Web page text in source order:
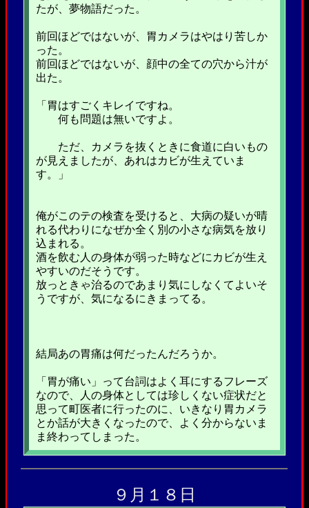
たが、夢物語だった。
前回ほどではないが、胃カメラはやはり苦しか
った。
前回ほどではないが、顔中の全ての穴から汁が
出た。
「胃はすごくキレイですね。
何も問題は無いですよ。
ただ、カメラを抜くときに食道に白いもの
が見えましたが、あれはカビが生えていま
す。」
俺がこのテの検査を受けると、大病の疑いが晴
れる代わりになぜか全く別の小さな病気を放り
込まれる。
酒を飲む人の身体が弱った時などにカビが生え
やすいのだそうです。
放っときゃ治るのであまり気にしなくてよいそ
うですが、気になるにきまってる。
結局あの胃痛は何だったんだろうか。
「胃が痛い」って台詞はよく耳にするフレーズ
なので、人の身体としては珍しくない症状だと
思って町医者に行ったのに、いきなり胃カメラ
とか話が大きくなったので、よく分からないま
ま終わってしまった。
９月１８日